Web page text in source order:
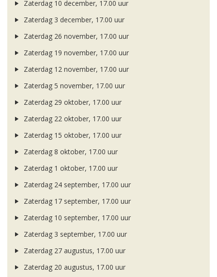
Zaterdag 10 december, 17.00 uur
Zaterdag 3 december, 17.00 uur
Zaterdag 26 november, 17.00 uur
Zaterdag 19 november, 17.00 uur
Zaterdag 12 november, 17.00 uur
Zaterdag 5 november, 17.00 uur
Zaterdag 29 oktober, 17.00 uur
Zaterdag 22 oktober, 17.00 uur
Zaterdag 15 oktober, 17.00 uur
Zaterdag 8 oktober, 17.00 uur
Zaterdag 1 oktober, 17.00 uur
Zaterdag 24 september, 17.00 uur
Zaterdag 17 september, 17.00 uur
Zaterdag 10 september, 17.00 uur
Zaterdag 3 september, 17.00 uur
Zaterdag 27 augustus, 17.00 uur
Zaterdag 20 augustus, 17.00 uur